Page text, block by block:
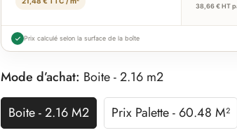
38,66 € HT
Prix calculé selon la surface de la boîte
Mode d’achat: Boite - 2.16 m2
Boite - 2.16 M2
Prix Palette - 60.48 M²